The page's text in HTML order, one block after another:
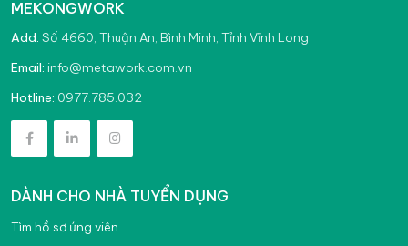
MEKONGWORK
Add: Số 4660, Thuận An, Bình Minh, Tỉnh Vĩnh Long
Email: info@metawork.com.vn
Hotline: 0977.785.032
DÀNH CHO NHÀ TUYỂN DỤNG
Tìm hồ sơ ứng viên